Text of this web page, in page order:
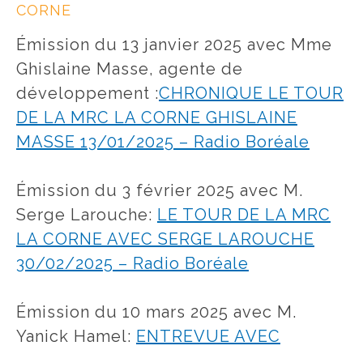
CORNE
Émission du 13 janvier 2025 avec Mme
Ghislaine Masse, agente de
développement :CHRONIQUE LE TOUR
DE LA MRC LA CORNE GHISLAINE
MASSE 13/01/2025 – Radio Boréale
Émission du 3 février 2025 avec M.
Serge Larouche: LE TOUR DE LA MRC
LA CORNE AVEC SERGE LAROUCHE
30/02/2025 – Radio Boréale
Émission du 10 mars 2025 avec M.
Yanick Hamel: ENTREVUE AVEC